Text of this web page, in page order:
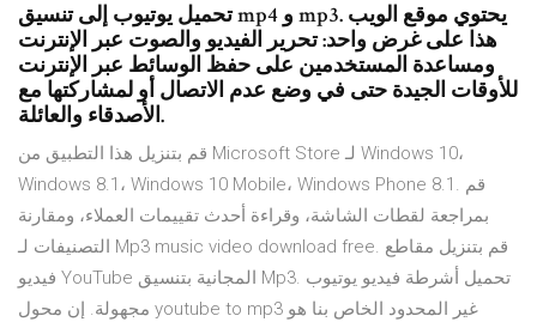
تحميل يوتيوب إلى تنسيق mp4 و mp3. يحتوي موقع الويب
هذا على غرض واحد: تحرير الفيديو والصوت عبر الإنترنت
ومساعدة المستخدمين على حفظ الوسائط عبر الإنترنت
للأوقات الجيدة حتى في وضع عدم الاتصال أو لمشاركتها مع
الأصدقاء والعائلة.
قم بتنزيل هذا التطبيق من Microsoft Store لـ Windows 10،
Windows 8.1، Windows 10 Mobile، Windows Phone 8.1. قم
بمراجعة لقطات الشاشة، وقراءة أحدث تقييمات العملاء، ومقارنة
التصنيفات لـ Mp3 music video download free. قم بتنزيل مقاطع
فيديو YouTube المجانية بتنسيق Mp3. تحميل أشرطة فيديو يوتيوب
مجهولة. إن محول youtube to mp3 غير المحدود الخاص بنا هو